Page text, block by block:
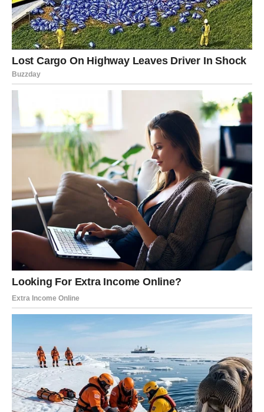
Fatalna odluka: da li dopuštate da se stvari razvijaju
spontano?
Ribe
Ribe danas osećaju snažnu romantičnu energiju. Susret
koji sledi može izgledati kao scena iz filma. Hemija je
snažna.
Zauzete Ribe doživljavaju nežan i emotivan trenutak sa
partnerom.
Fatalna odluka: da li sledite intuiciju bez razmišljanja?